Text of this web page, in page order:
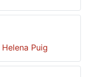
Helena Puig